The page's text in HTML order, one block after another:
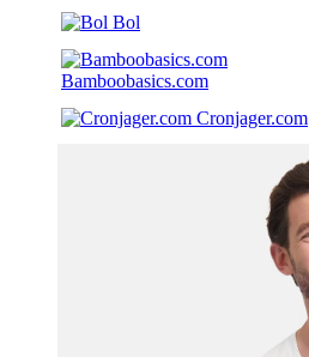
Bol
Bamboobasics.com
Cronjager.com